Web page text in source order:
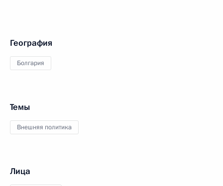
География
Болгария
Темы
Внешняя политика
Лица